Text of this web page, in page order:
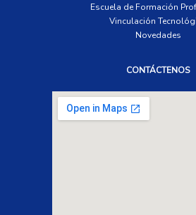
Escuela de Formación
Vinculación
Novedades
CONTÁCTENOS